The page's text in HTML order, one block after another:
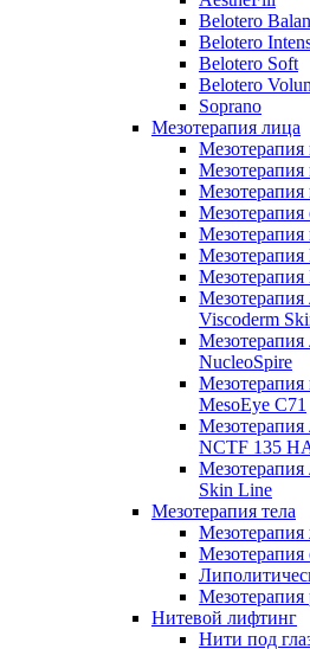
Belotero
Belotero
Belotero Soft
Belotero
Soprano
Мезотерапия лица
Мезотерапия
Мезотерапия
Мезотерапия
Мезотерапия
Мезотерапия
Мезотерапия
Мезотерапия
Viscoderm
Мезотерапия
NucleoSpire
Мезотерапия
MesoEye С71
Мезотерапия
NCTF 135
Skin Line
Мезотерапия тела
Мезотерапия
Мезотерапия
Мезотерапия
Нитевой лифтинг
Нити под